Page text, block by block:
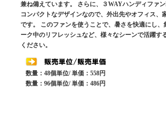
兼ね備えています。 さらに、３WAYハンディファ
コンパクトなデザインなので、外出先やオフィス
です。 このファンを使うことで、暑さを快適にし
ーク中のリフレッシュなど、様々なシーンで活躍
ください。
数量：48個単位/ 単価：558円
数量：96個単位/ 単価：486円